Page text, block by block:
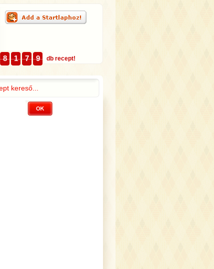
8 1 7 9 db recept!